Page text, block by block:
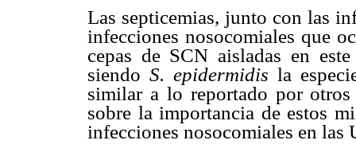
Las septicemias, junto con las
infecciones nosocomiales que
cepas de SCN aisladas en
siendo S. epidermidis la
similar a lo reportado por otros
sobre la importancia de estos
infecciones nosocomiales en las